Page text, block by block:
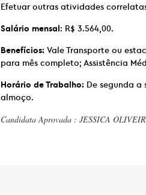
Efetuar outras atividades
Salário mensal: R$ 3.564,00.
Benefícios: Vale Transporte ou
para mês completo; Assistência
Horário de Trabalho: De segunda
almoço.
Candidata Aprovada : JESSICA